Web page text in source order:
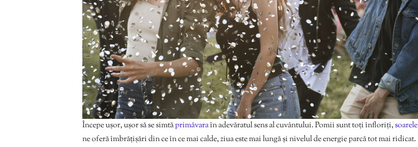
Începe ușor, ușor să se simtăprimăvaraîn adevăratul sens al cuvântului. Pomii sunt toți înfloriți,soarele
ne oferă îmbrățișări din ce în ce mai calde, ziua este mai lungă și nivelul de energie parcă tot mai ridicat.